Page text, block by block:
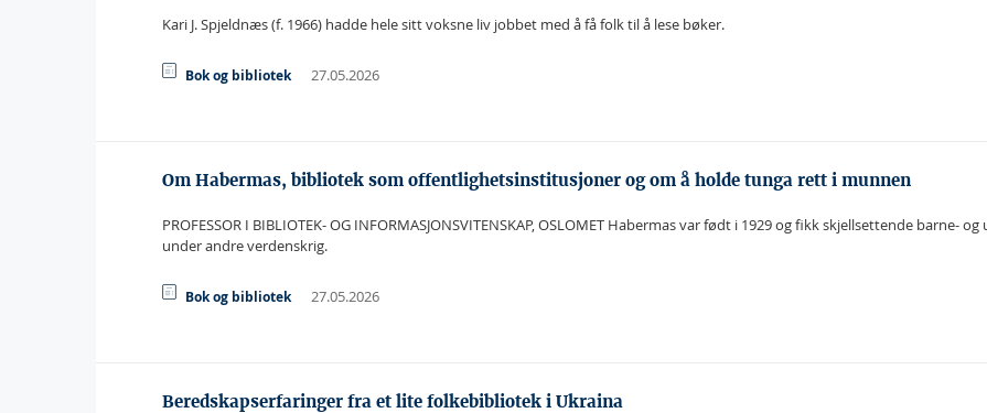
Kari J. Spjeldnæs (f. 1966) hadde hele sitt voksne liv jobbet med å få folk til å lese bøker.
Bok og bibliotek 27.05.2026
Om Habermas, bibliotek som offentlighetsinstitusjoner og om å holde tunga rett i munnen
PROFESSOR I BIBLIOTEK- OG INFORMASJONSVITENSKAP, OSLOMET Habermas var født i 1929 og fikk skjellsettende
under andre verdenskrig.
Bok og bibliotek 27.05.2026
Beredskapserfaringer fra et lite folkebibliotek i Ukraina